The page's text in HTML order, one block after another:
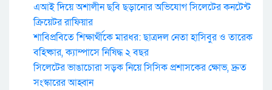
এআই দিয়ে অশালীন ছবি ছড়ানোর অভিযোগ সিলেটের কনটেন্ট
ক্রিয়েটর রাফিয়ার
শাবিপ্রবিতে শিক্ষার্থীকে মারধর: ছাত্রদল নেতা হাসিবুর ও তারেক
বহিষ্কার, ক্যাম্পাসে নিষিদ্ধ ২ বছর
সিলেটের ভাঙাচোরা সড়ক নিয়ে সিসিক প্রশাসকের ক্ষোভ, দ্রুত
সংস্কারের আহ্বান